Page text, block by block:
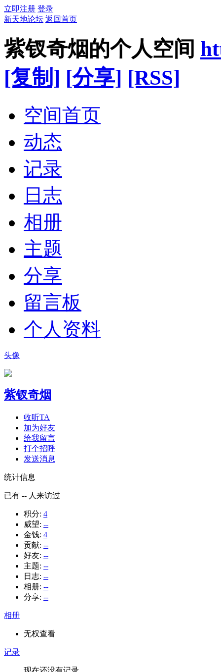
立即注册 登录
新天地论坛 返回首页
紫钗奇烟的个人空间
[复制] [分享] [RSS]
空间首页
动态
记录
日志
相册
主题
分享
留言板
个人资料
头像
紫钗奇烟
收听TA
加为好友
给我留言
打个招呼
发送消息
统计信息
已有 -- 人来访过
积分: 4
威望: --
金钱: 4
贡献: --
好友: --
主题: --
日志: --
相册: --
分享: --
相册
无权查看
记录
现在还没有记录